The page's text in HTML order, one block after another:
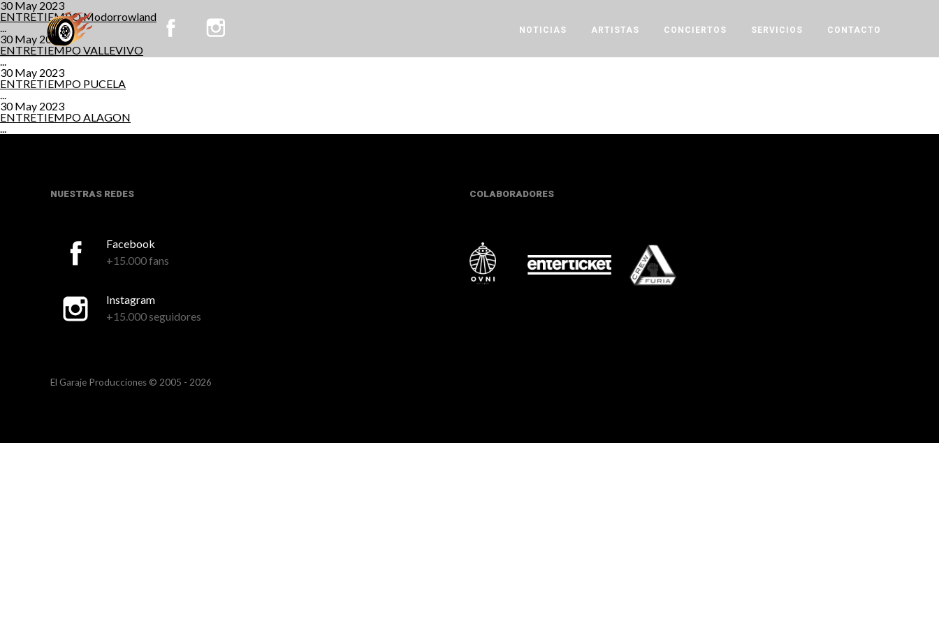
NOTICIAS ARTISTAS CONCIERTOS SERVICIOS CONTACTO
30 May 2023
ENTRETIEMPO Modorrowland
...
30 May 2023
ENTRETIEMPO VALLEVIVO
...
30 May 2023
ENTRETIEMPO PUCELA
...
30 May 2023
ENTRETIEMPO ALAGON
...
NUESTRAS REDES
Facebook
+15.000 fans
Instagram
+15.000 seguidores
COLABORADORES
El Garaje Producciones © 2005 - 2026